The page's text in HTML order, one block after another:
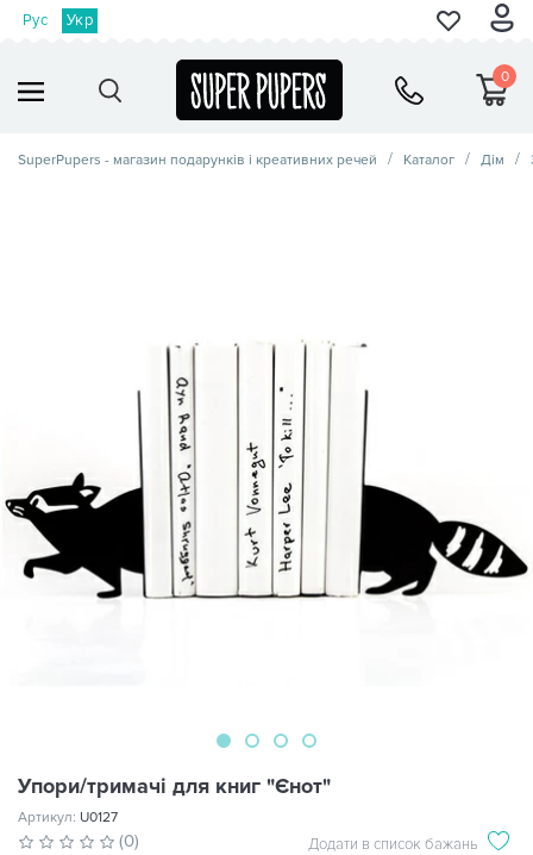
Рус Укр
0
SuperPupers - магазин подарунків і креативних речей Каталог Дім
Упори/тримачі для книг "Єнот"
Артикул: U0127
(0) Додати в список бажань